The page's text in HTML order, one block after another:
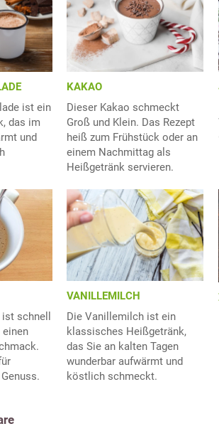
ist ein
das im
und
KAKAO
Dieser Kakao schmeckt
Groß und Klein. Das Rezept
heiß zum Frühstück oder an
einem Nachmittag als
Heißgetränk servieren.
schnell
einen
VANILLEMILCH
Die Vanillemilch ist ein
klassisches Heißgetränk,
das Sie an kalten Tagen
wunderbar aufwärmt und
köstlich schmeckt.